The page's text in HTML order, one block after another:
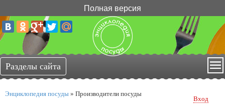
Полная версия
Энциклопедия посуды » Производители посуды
Вход